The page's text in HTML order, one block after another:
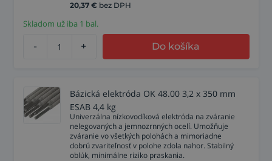
20,37 € bez DPH
Skladom už iba 1 bal.
- + Do košíka
Bázická elektróda OK 48.00 3,2 x 350 mm
ESAB 4,4 kg
Univerzálna nízkovodíková elektróda na zváranie
nelegovaných a jemnozrnných ocelí. Umožňuje
zváranie vo všetkých polohách a mimoriadne
dobrú zvariteľnosť v polohe zdola nahor. Stabilný
oblúk, minimálne riziko praskania.